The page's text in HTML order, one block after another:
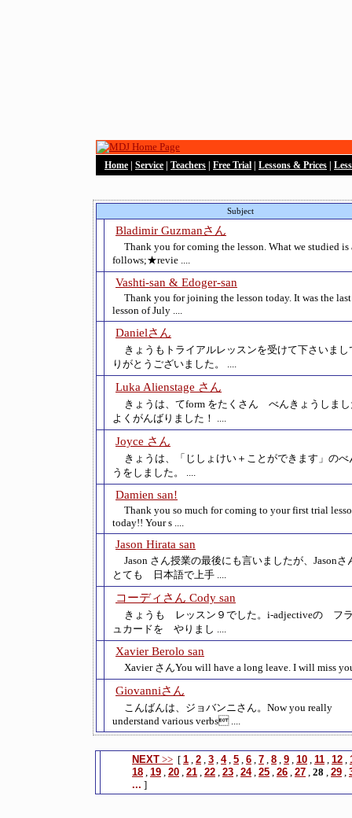
Home Service Teachers Free Trial Lessons & Prices
Subject
Bladimir Guzmanさん
Thank you for coming the lesson. What we studied is
follows;★revie ....
Vashti-san & Edoger-san
Thank you for joining the lesson today. It was the last
lesson of July ....
Danielさん
きょうもトライアルレッスンを受けて下さいまし
りがとうございました。 ....
Luka Alienstage さん
きょうは、てform をたくさん べんきょうしま
よくがんばりました！ ....
Joyce さん
きょうは、「じしょけい＋ことができます」のべ
うをしました。 ....
Damien san!
Thank you so much for coming to your first trial
today!! Your s ....
Jason Hirata san
Jason さん授業の最後にも言いましたが、Jason
とても 日本語で上手 ....
コーディさん Cody san
きょうも レッスン９でした。i-adjectiveの フ
ュカードを やりまし ....
Xavier Berolo san
Xavier さんYou will have a long leave. I will miss
Giovanniさん
こんばんは、ジョバンニさん。Now you really
understand various verbs ....
NEXT >> [ 1 , 2 , 3 , 4, 5 , 6 , 7 , 8 , 9 , 10 , 11 , 12 ,
18 , 19 , 20 , 21 , 22 , 23 , 24, 25 , 26 , 27 , 28 , 29 ,
... ]